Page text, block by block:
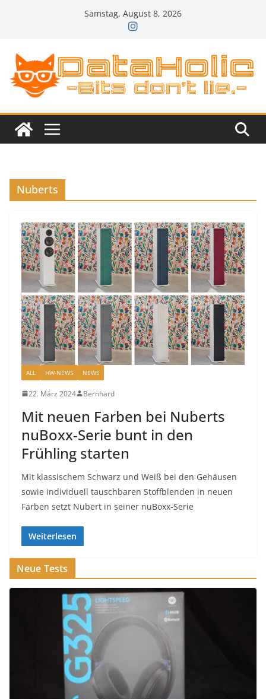
Samstag, August 8, 2026
Nuberts
ALL HW-NEWS NEWS
22. März 2024 Bernhard
Mit neuen Farben bei Nuberts
nuBoxx-Serie bunt in den
Frühling starten
Mit klassischem Schwarz und Weiß bei den Gehäusen
sowie individuell tauschbaren Stoffblenden in neuen
Farben setzt Nubert in seiner nuBoxx-Serie
Weiterlesen
Neue Tests